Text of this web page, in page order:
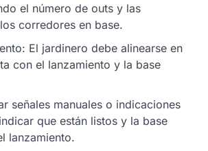
el número de outs y las
corredores en base.
El jardinero debe alinearse en
con el lanzamiento y la base
señales manuales o indicaciones
que están listos y la base
lanzamiento.